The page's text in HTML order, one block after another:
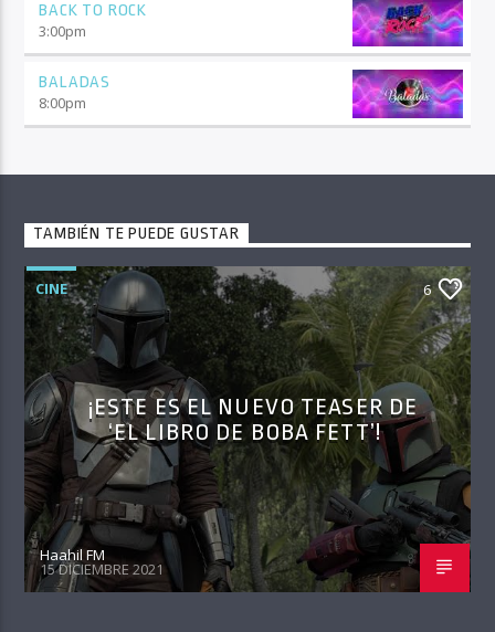
BACK TO ROCK
3:00pm
BALADAS
8:00pm
TAMBIÉN TE PUEDE GUSTAR
CINE 6
¡ESTE ES EL NUEVO TEASER DE
‘EL LIBRO DE BOBA FETT’!
Haahil FM
15 DICIEMBRE 2021